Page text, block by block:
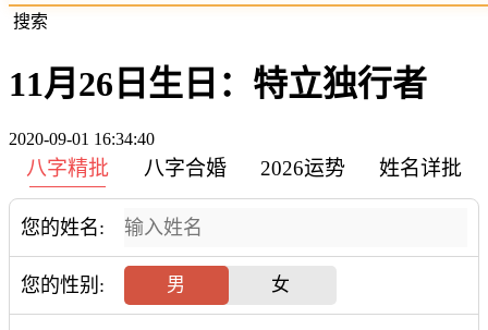
搜索
11月26日生日：特立独行者
2020-09-01 16:34:40
八字精批 八字合婚 2026运势 姓名详批
您的姓名:
您的性别: 男 女